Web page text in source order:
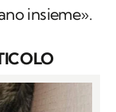
insieme».